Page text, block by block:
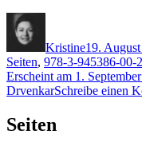
Kristine19.
Seiten, 978-3-945386-00-2
Erscheint am 1.
DrvenkarSchreibe einen
Seiten